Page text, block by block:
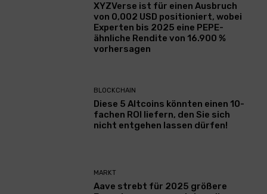
XYZVerse ist für einen Ausbruch
von 0,002 USD positioniert, wobei
Experten bis 2025 eine PEPE-
ähnliche Rendite von 16.900 %
vorhersagen
BLOCKCHAIN
Diese 5 Altcoins könnten einen 10-
fachen ROI liefern, den Sie sich
nicht entgehen lassen dürfen!
MARKT
Aave strebt für 2025 größere